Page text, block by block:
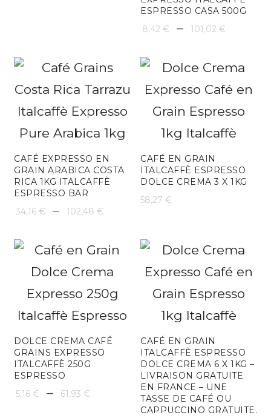
34,16 €
102,48 €
ESPRESSO CASA 500G
8,42 € – 101,02 €
prix :
8,42 €
à
101,02
CAFÉ EXPRESSO EN
GRAIN ARABICA COSTA
RICA 1KG ITALCAFFÈ
ESPRESSO BAR
34,16 € – 102,48 €
prix :
34,16 €
à
102,48 €
CAFÉ EN GRAIN
ITALCAFFÈ ESPRESSO
DOLCE CREMA 3 X 1KG
58,27 €
DOLCE CREMA CAFÉ
GRAINS EXPRESSO
ITALCAFFÈ 250G
ESPRESSO
5,16 € – 61,93 €
CAFÉ EN GRAIN
ITALCAFFÈ ESPRESSO
DOLCE CREMA 6 X 1KG –
LIVRAISON GRATUITE
EN FRANCE – UNE
TASSE DE CAFÉ OU
CAPPUCCINO GRATUITE.